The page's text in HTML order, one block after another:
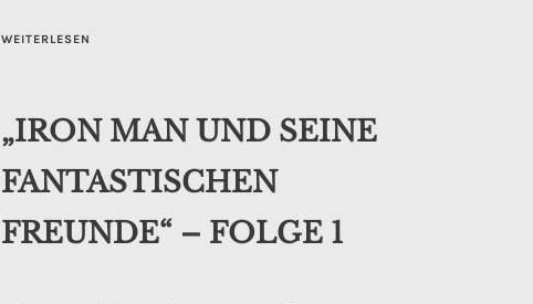
WEITERLESEN
„IRON MAN UND SEINE
FANTASTISCHEN
FREUNDE“ – FOLGE 1